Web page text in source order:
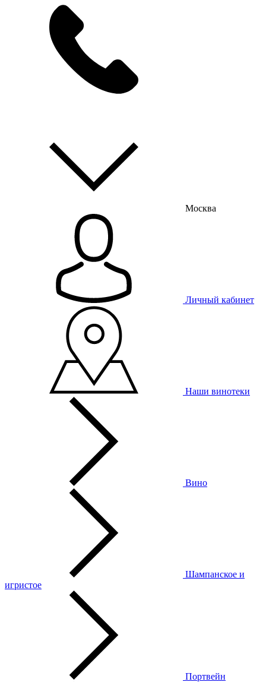
Москва
Личный кабинет
Наши винотеки
Вино
Шампанское и
игристое
Портвейн